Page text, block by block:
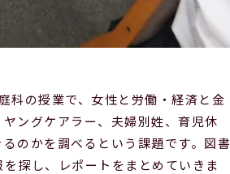
科の授業で、女性と労働・経済と金
ングケアラー、夫婦別姓、育児休
のかを調べるという課題です。図書
探し、レポートをまとめていきま